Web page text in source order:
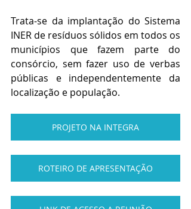
Trata-se da implantação do Sistema
INER de resíduos sólidos em todos os
municípios que fazem parte do
consórcio, sem fazer uso de verbas
públicas e independentemente da
localização e população.
PROJETO NA INTEGRA
ROTEIRO DE APRESENTAÇÃO